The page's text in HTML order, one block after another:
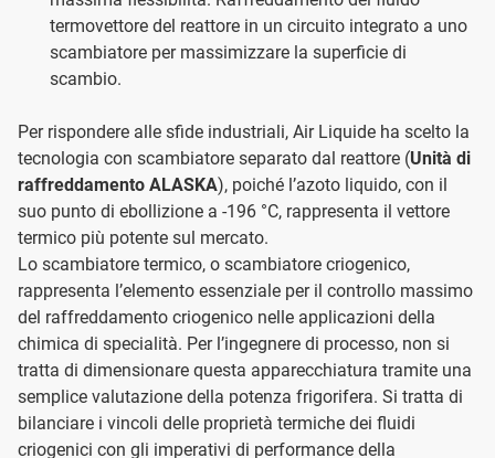
termovettore del reattore in un circuito integrato a uno
scambiatore per massimizzare la superficie di
scambio.
Per rispondere alle sfide industriali, Air Liquide ha scelto la
tecnologia con scambiatore separato dal reattore (Unità di
raffreddamento ALASKA), poiché l’azoto liquido, con il
suo punto di ebollizione a -196 °C, rappresenta il vettore
termico più potente sul mercato.
Lo scambiatore termico, o scambiatore criogenico,
rappresenta l’elemento essenziale per il controllo massimo
del raffreddamento criogenico nelle applicazioni della
chimica di specialità. Per l’ingegnere di processo, non si
tratta di dimensionare questa apparecchiatura tramite una
semplice valutazione della potenza frigorifera. Si tratta di
bilanciare i vincoli delle proprietà termiche dei fluidi
criogenici con gli imperativi di performance della